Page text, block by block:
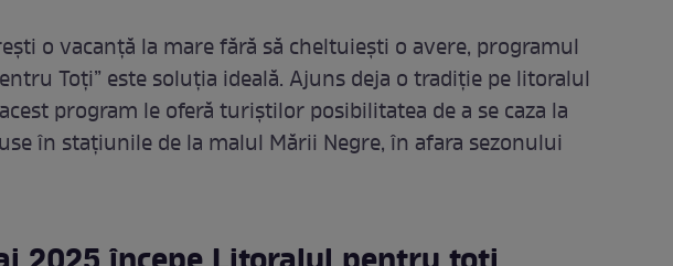
o vacanță la mare fără să cheltuiești o avere, programul
Toți” este soluția ideală. Ajuns deja o tradiție pe litoralul
program le oferă turiștilor posibilitatea de a se caza la
în stațiunile de la malul Mării Negre, în afara sezonului